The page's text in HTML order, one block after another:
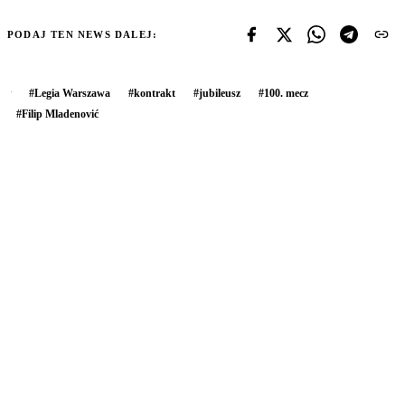
PODAJ TEN NEWS DALEJ:
#Legia Warszawa #kontrakt #jubileusz #100. mecz
#Filip Mladenović